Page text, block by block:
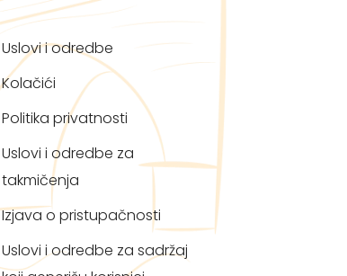
Uslovi i odredbe
Kolačići
Politika privatnosti
Uslovi i odredbe za
takmičenja
Izjava o pristupačnosti
Uslovi i odredbe za sadržaj